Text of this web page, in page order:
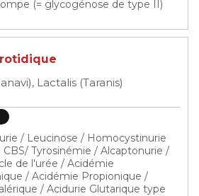
(= glycogénose de type II)
Lactalis (Taranis)
/ Leucinose / Homocystinurie
Tyrosinémie / Alcaptonurie /
de l'urée / Acidémie
/ Acidémie Propionique /
/ Acidurie Glutarique type